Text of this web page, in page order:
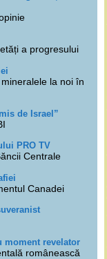
a progresului
la noi în
de Israel”
PRO TV
Centrale
Canadei
moment revelator
românească